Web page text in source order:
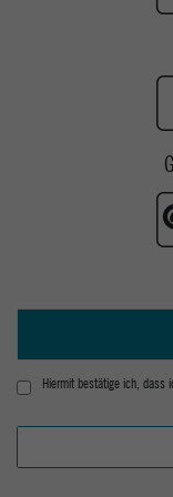
Hiermit bestätige ich, dass